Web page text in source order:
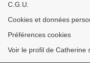
C.G.U.
Cookies et données
Préférences cookies
Voir le profil de Catherine